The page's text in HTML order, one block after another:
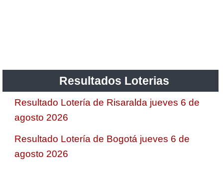
Resultados Loterias
Resultado Lotería de Risaralda jueves 6 de
agosto 2026
Resultado Lotería de Bogotá jueves 6 de
agosto 2026